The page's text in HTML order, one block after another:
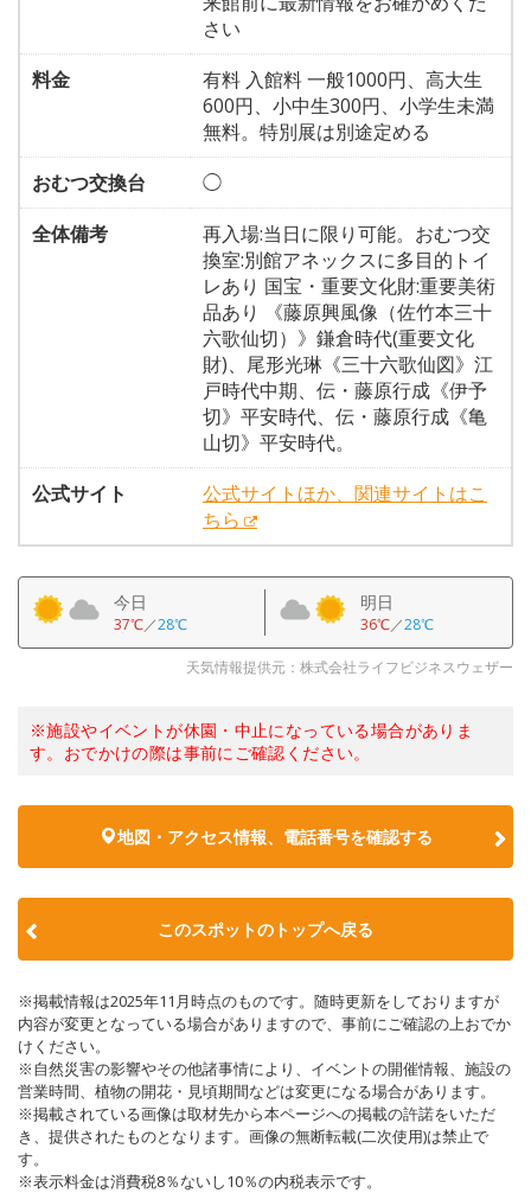
さい
料金
有料 入館料 一般1000円、高大生
600円、小中生300円、小学生未満
無料。特別展は別途定める
おむつ交換台
◯
全体備考
再入場:当日に限り可能。おむつ交
換室:別館アネックスに多目的トイ
レあり 国宝・重要文化財:重要美術
品あり 《藤原興風像（佐竹本三十
六歌仙切）》鎌倉時代(重要文化
財)、尾形光琳《三十六歌仙図》江
戸時代中期、伝・藤原行成《伊予
切》平安時代、伝・藤原行成《亀
山切》平安時代。
公式サイト
公式サイトほか、関連サイトはこ
ちら
今日
37℃／28℃
明日
36℃／28℃
天気情報提供元：株式会社ライフビジネスウェザー
※施設やイベントが休園・中止になっている場合がありま
す。おでかけの際は事前にご確認ください。
地図・アクセス情報、電話番号を確認する
このスポットのトップへ戻る
※掲載情報は2025年11月時点のものです。随時更新をしておりますが
内容が変更となっている場合がありますので、事前にご確認の上おでか
けください。
※自然災害の影響やその他諸事情により、イベントの開催情報、施設の
営業時間、植物の開花・見頃期間などは変更になる場合があります。
※掲載されている画像は取材先から本ページへの掲載の許諾をいただ
き、提供されたものとなります。画像の無断転載(二次使用)は禁止で
す。
※表示料金は消費税8％ないし10％の内税表示です。